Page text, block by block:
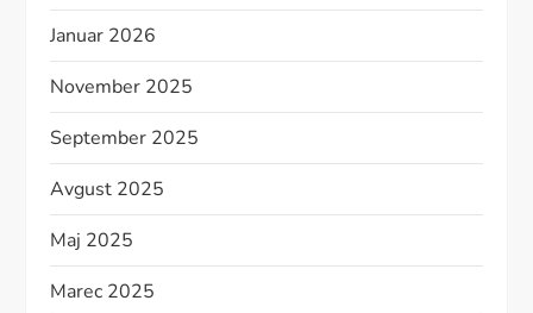
Januar 2026
November 2025
September 2025
Avgust 2025
Maj 2025
Marec 2025